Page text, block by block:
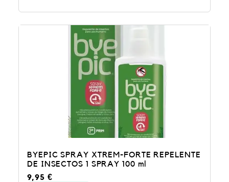
BYEPIC SPRAY XTREM-FORTE REPELENTE
DE INSECTOS 1 SPRAY 100 ml
9,95 €